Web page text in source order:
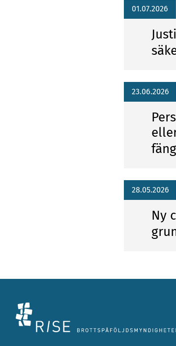
01.07.2026
23.06.2026
28.05.2026
Ny